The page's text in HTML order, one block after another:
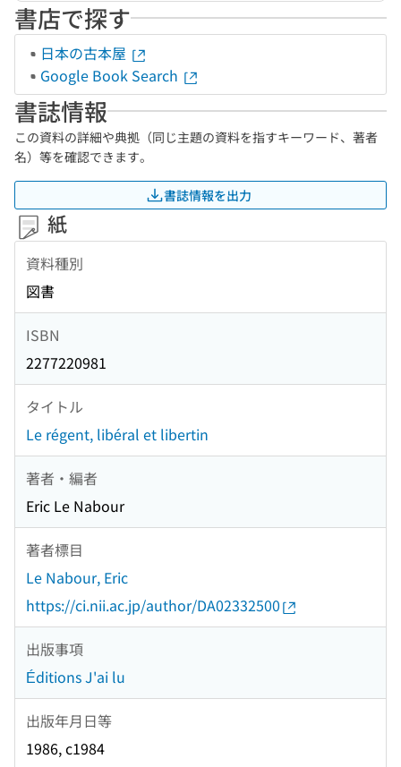
書店で探す
日本の古本屋
Google Book Search
書誌情報
この資料の詳細や典拠（同じ主題の資料を指すキーワード、著者
名）等を確認できます。
書誌情報を出力
紙
資料種別
図書
ISBN
2277220981
タイトル
Le régent, libéral et libertin
著者・編者
Eric Le Nabour
著者標目
Le Nabour, Eric
https://ci.nii.ac.jp/author/DA02332500
出版事項
Éditions J'ai lu
出版年月日等
1986, c1984